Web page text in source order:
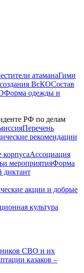
атаманаГимн
ВсКОСостав
Форма одежды и
РФ по делам
Перечень
рекомендации
корпусаАссоциация
мероприятияФорма
диктант
акции и добрые
культура
СВО и их
казаков –